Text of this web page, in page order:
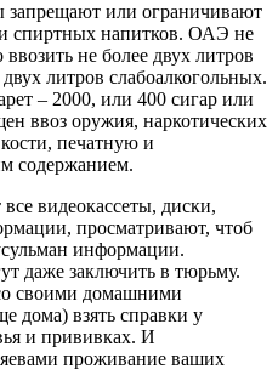
запрещают или ограничивают
спиртных напитков. ОАЭ не
не более двух литров
литров слабоалкогольных.
– 2000, или 400 сигар или
ввоз оружия, наркотических
печатную и
содержанием.
видеокассеты, диски,
просматривают, чтоб
информации.
даже заключить в тюрьму.
своими домашними
дома) взять справки у
и прививках. И
проживание ваших